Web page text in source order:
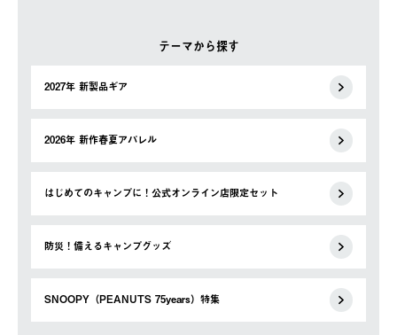
テーマから探す
2027年 新製品ギア
2026年 新作春夏アパレル
はじめてのキャンプに！公式オンライン店限定セット
防災！備えるキャンプグッズ
SNOOPY（PEANUTS 75years）特集